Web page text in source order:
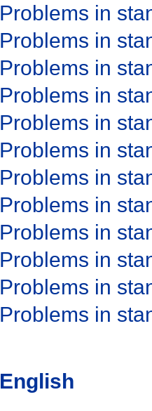
Problems in
Problems in
Problems in
Problems in
Problems in
Problems in
Problems in
Problems in
Problems in
Problems in
Problems in
Problems in
English